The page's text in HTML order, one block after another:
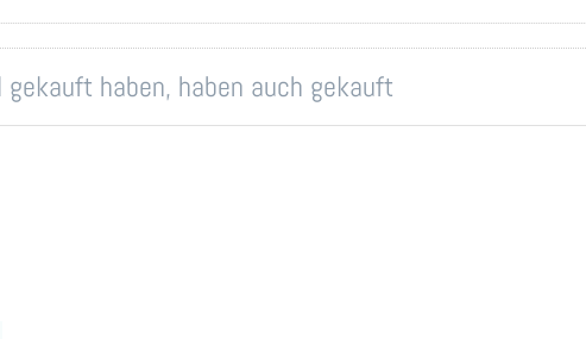
haben, haben auch gekauft